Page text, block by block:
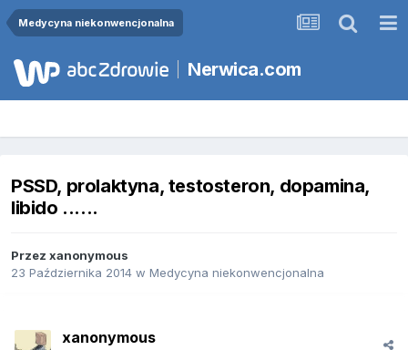
Medycyna niekonwencjonalna
Nerwica.com
PSSD, prolaktyna, testosteron, dopamina,
libido ......
Przez xanonymous
23 Października 2014 w Medycyna niekonwencjonalna
xanonymous